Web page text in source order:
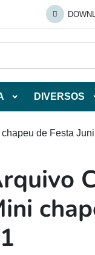
de
DIVERSOS
de Festa